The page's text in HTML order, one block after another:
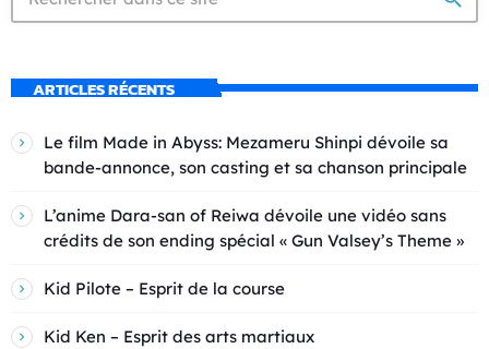
ARTICLES RÉCENTS
Le film Made in Abyss: Mezameru Shinpi dévoile sa
bande-annonce, son casting et sa chanson principale
L’anime Dara-san of Reiwa dévoile une vidéo sans
crédits de son ending spécial « Gun Valsey’s Theme »
Kid Pilote – Esprit de la course
Kid Ken – Esprit des arts martiaux